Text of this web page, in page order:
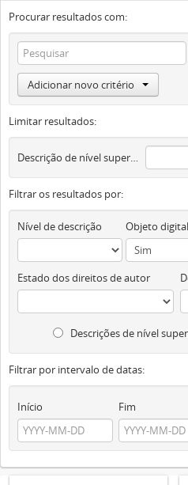
Procurar resultados com:
Adicionar novo critério
Limitar resultados:
Descrição de nível superior
Filtrar os resultados por:
Nível de descrição
Estado dos direitos de autor
Descrições de nível
Filtrar por intervalo de datas:
Início Fim